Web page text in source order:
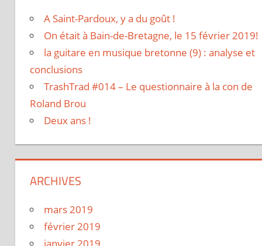
A Saint-Pardoux, y a du goût !
On était à Bain-de-Bretagne, le 15 février 2019!
la guitare en musique bretonne (9) : analyse et
conclusions
TrashTrad #014 – Le questionnaire à la con de
Roland Brou
Deux ans !
ARCHIVES
mars 2019
février 2019